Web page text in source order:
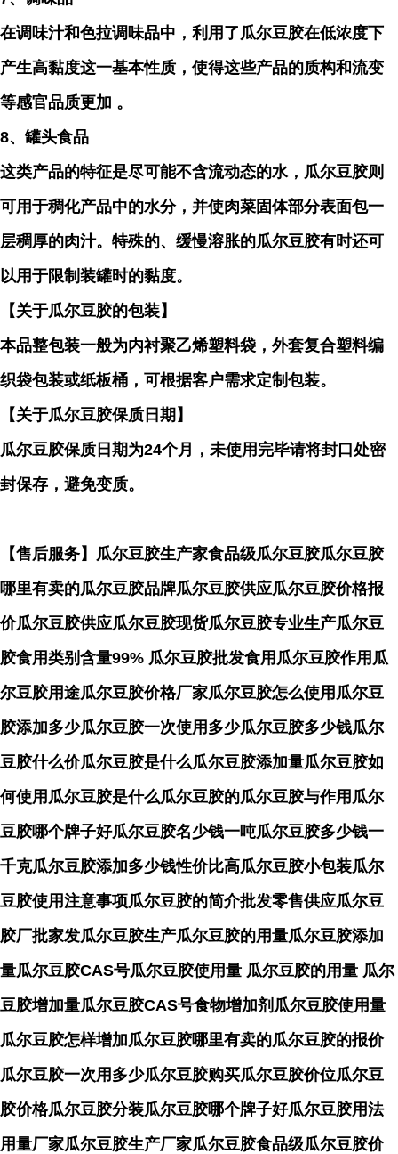
在调味汁和色拉调味品中，利用了瓜尔豆胶在低浓度下
产生高黏度这一基本性质，使得这些产品的质构和流变
等感官品质更加 。
8、罐头食品
这类产品的特征是尽可能不含流动态的水，瓜尔豆胶则
可用于稠化产品中的水分，并使肉菜固体部分表面包一
层稠厚的肉汁。特殊的、缓慢溶胀的瓜尔豆胶有时还可
以用于限制装罐时的黏度。
【关于瓜尔豆胶的包装】
本品整包装一般为内衬聚乙烯塑料袋，外套复合塑料编
织袋包装或纸板桶，可根据客户需求定制包装。
【关于瓜尔豆胶保质日期】
瓜尔豆胶保质日期为24个月，未使用完毕请将封口处密
封保存，避免变质。
【售后服务】瓜尔豆胶生产家食品级瓜尔豆胶瓜尔豆胶
哪里有卖的瓜尔豆胶品牌瓜尔豆胶供应瓜尔豆胶价格报
价瓜尔豆胶供应瓜尔豆胶现货瓜尔豆胶专业生产瓜尔豆
胶食用类别含量99% 瓜尔豆胶批发食用瓜尔豆胶作用瓜
尔豆胶用途瓜尔豆胶价格厂家瓜尔豆胶怎么使用瓜尔豆
胶添加多少瓜尔豆胶一次使用多少瓜尔豆胶多少钱瓜尔
豆胶什么价瓜尔豆胶是什么瓜尔豆胶添加量瓜尔豆胶如
何使用瓜尔豆胶是什么瓜尔豆胶的瓜尔豆胶与作用瓜尔
豆胶哪个牌子好瓜尔豆胶名少钱一吨瓜尔豆胶多少钱一
千克瓜尔豆胶添加多少钱性价比高瓜尔豆胶小包装瓜尔
豆胶使用注意事项瓜尔豆胶的简介批发零售供应瓜尔豆
胶厂批家发瓜尔豆胶生产瓜尔豆胶的用量瓜尔豆胶添加
量瓜尔豆胶CAS号瓜尔豆胶使用量 瓜尔豆胶的用量 瓜尔
豆胶增加量瓜尔豆胶CAS号食物增加剂瓜尔豆胶使用量
瓜尔豆胶怎样增加瓜尔豆胶哪里有卖的瓜尔豆胶的报价
瓜尔豆胶一次用多少瓜尔豆胶购买瓜尔豆胶价位瓜尔豆
胶价格瓜尔豆胶分装瓜尔豆胶哪个牌子好瓜尔豆胶用法
用量厂家瓜尔豆胶生产厂家瓜尔豆胶食品级瓜尔豆胶价